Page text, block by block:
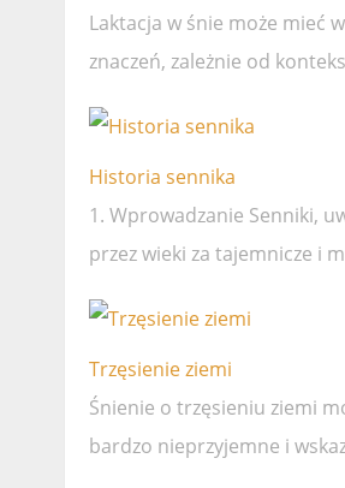
Laktacja w śnie może mieć
znaczeń, zależnie od
Historia sennika
1. Wprowadzanie Senniki,
przez wieki za tajemnicze i
Trzęsienie ziemi
Śnienie o trzęsieniu ziemi
bardzo nieprzyjemne i